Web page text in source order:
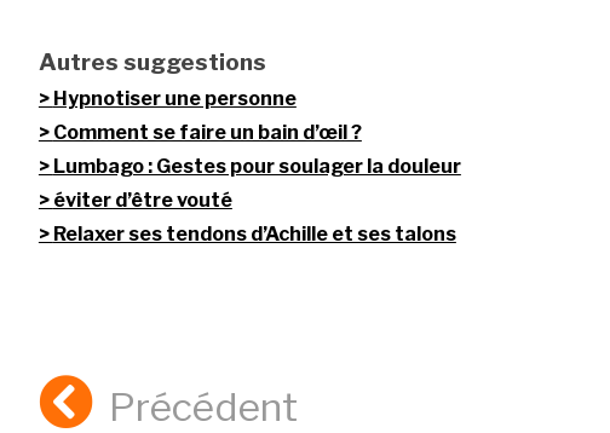
Autres suggestions
Hypnotiser une personne
Comment se faire un bain d’œil ?
Lumbago : Gestes pour soulager la douleur
éviter d’être vouté
Relaxer ses tendons d’Achille et ses talons
Précédent